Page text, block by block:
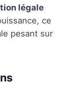
légale
ce
pesant sur